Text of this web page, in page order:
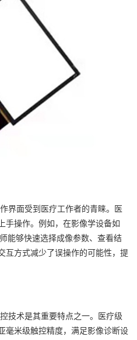
界面受到医疗工作者的青睐。医
手操作。例如，在影像学设备如
能够快速选择成像参数、查看结
互方式减少了误操作的可能性，提
技术是其重要特点之一。医疗级
毫米级触控精度，满足影像诊断设